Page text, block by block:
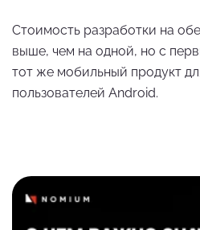
Стоимость разработки на
выше, чем на одной, но с
тот же мобильный продукт
пользователей Android.